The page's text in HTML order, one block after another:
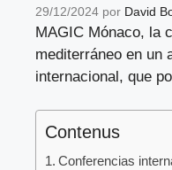
29/12/2024 por David
MAGIC Mónaco, la
mediterráneo en un
internacional, que
Contenus
Conferencias